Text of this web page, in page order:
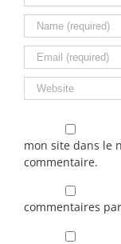
mon site dans le
commentaire.
commentaires